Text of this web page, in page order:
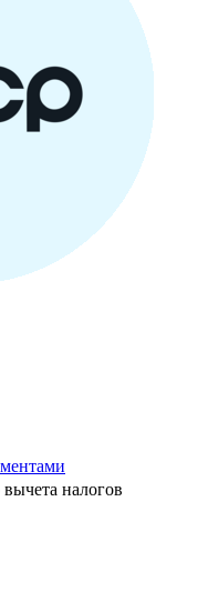
вычета налогов